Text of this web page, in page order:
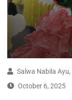
Salwa Nabila Ayu,
October 6, 2025